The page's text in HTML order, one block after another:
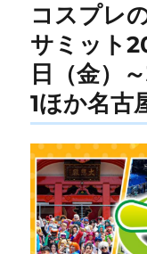
コスプレ
サミット
日（金）
1ほか名古